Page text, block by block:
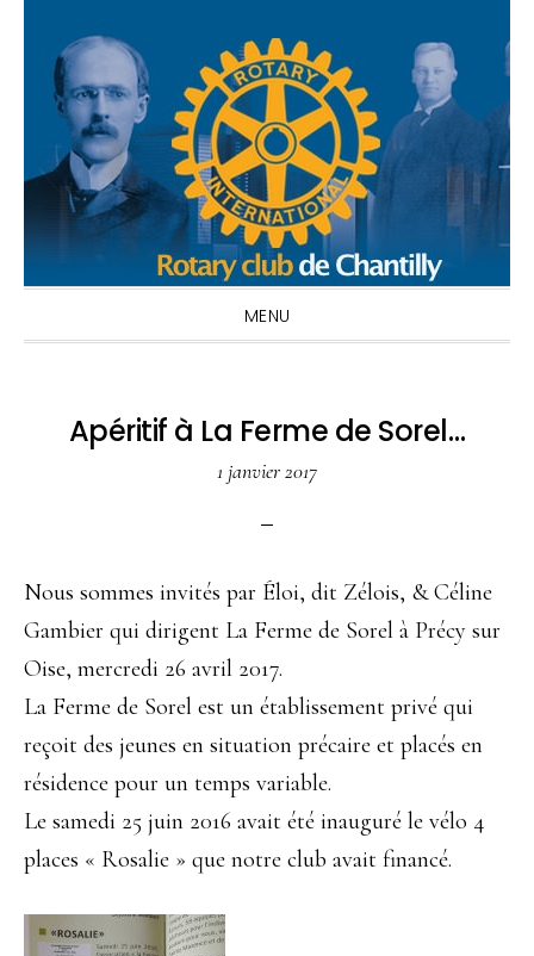
navigation
principale
contenu
principal
barre
latérale
principale
MENU
Apéritif à La Ferme de Sorel…
1 janvier 2017
Nous sommes invités par Éloi, dit Zélois, & Céline
Gambier qui dirigent La Ferme de Sorel à Précy sur
Oise, mercredi 26 avril 2017.
La Ferme de Sorel est un établissement privé qui
reçoit des jeunes en situation précaire et placés en
résidence pour un temps variable.
Le samedi 25 juin 2016 avait été inauguré le vélo 4
places « Rosalie » que notre club avait financé.